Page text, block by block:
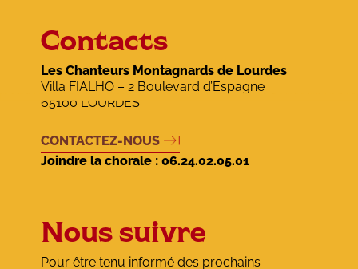
Contacts
Les Chanteurs Montagnards de Lourdes
Villa FIALHO – 2 Boulevard d’Espagne
65100 LOURDES
CONTACTEZ-NOUS
Joindre la chorale : 06.24.02.05.01
Nous suivre
Pour être tenu informé des prochains